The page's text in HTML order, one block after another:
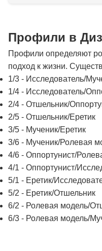
Профили в
Профили определяют
подход к жизни.
1/3 - Исследователь/
1/4 - Исследователь/
2/4 - Отшельник/
2/5 - Отшельник/Еретик
3/5 - Мученик/Еретик
3/6 - Мученик/Ролевая
4/6 - Оппортунист/
4/1 - Оппортунист/
5/1 - Еретик/
5/2 - Еретик/Отшельник
6/2 - Ролевая модель/
6/3 - Ролевая модель/